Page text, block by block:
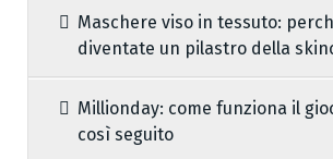
Maschere viso in tessuto:
diventate un pilastro della
Millionday: come funziona il
così seguito